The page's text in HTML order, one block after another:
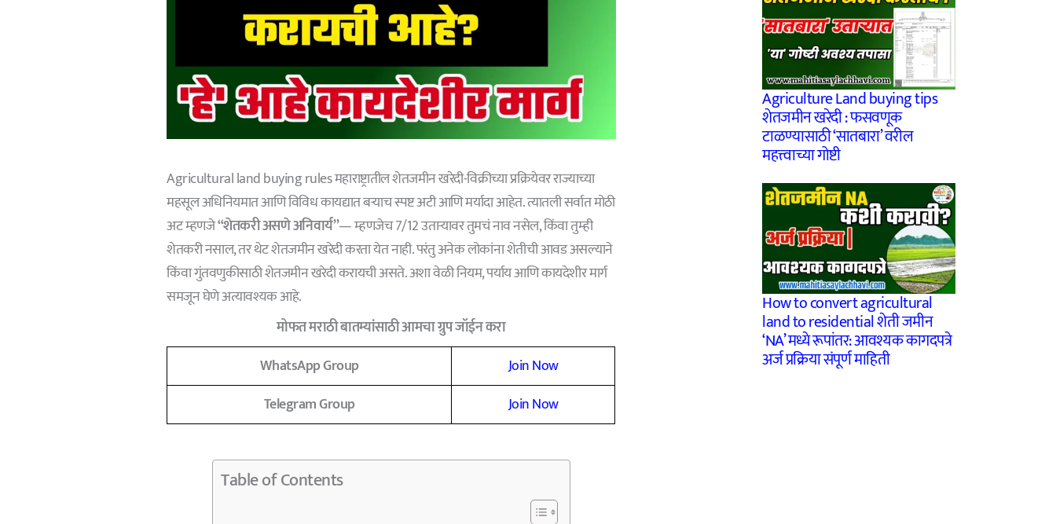
Agricultural land buying rules महाराष्ट्रातील शेतजमीन खरेदी-विक्रीच्या प्रक्रियेवर राज्याच्या
महसूल अधिनियमात आणि विविध कायद्यात बऱ्याच स्पष्ट अटी आणि मर्यादा आहेत. त्यातली सर्वात मोठी
अट म्हणजे“शेतकरी असणे अनिवार्य”— म्हणजेच 7/12 उताऱ्यावर तुमचं नाव नसेल, किंवा तुम्ही
शेतकरी नसाल, तर थेट शेतजमीन खरेदी करता येत नाही. परंतु अनेक लोकांना शेतीची आवड असल्याने
किंवा गुंतवणुकीसाठी शेतजमीन खरेदी करायची असते. अशा वेळी नियम, पर्याय आणि कायदेशीर मार्ग
समजून घेणे अत्यावश्यक आहे.
मोफत मराठी बातम्यांसाठी आमचा ग्रुप जॉईन करा
WhatsApp Group
Join Now
Telegram Group
Join Now
Table of Contents
Agriculture Land buying tips
शेतजमीन खरेदी : फसवणूक
टाळण्यासाठी ‘सातबारा’ वरील
महत्त्वाच्या गोष्टी
How to convert agricultural
land to residential शेती जमीन
‘NA’ मध्ये रूपांतर: आवश्यक कागदपत्रे
अर्ज प्रक्रिया संपूर्ण माहिती